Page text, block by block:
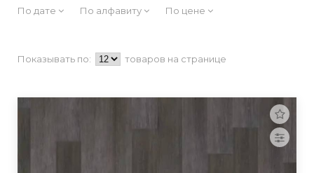
По дате По алфавиту По цене
Показывать по: товаров на странице